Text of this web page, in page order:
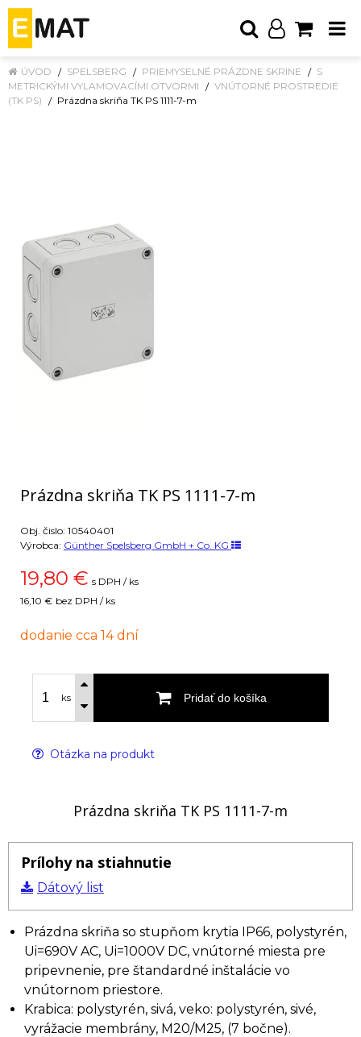
ÚVOD SPELSBERG PRIEMYSELNÉ PRÁZDNE SKRINE
S
METRICKÝMI VYLAMOVACÍMI OTVORMI
VNÚTORNÉ PROSTREDIE
(TK PS)
Prázdna skriňa TK PS 1111-7-m
Prázdna skriňa TK PS 1111-7-m
Obj. čislo: 10540401
Výrobca: Günther Spelsberg GmbH + Co. KG
19,80 € s DPH / ks
16,10 € bez DPH / ks
dodanie cca 14 dní
ks Pridať do košíka
Otázka na produkt
Prázdna skriňa TK PS 1111-7-m
Prílohy na stiahnutie
Dátový list
Prázdna skriňa so stupňom krytia IP66, polystyrén,
Ui=690V AC, Ui=1000V DC, vnútorné miesta pre
pripevnenie, pre štandardné inštalácie vo
vnútornom priestore.
Krabica: polystyrén, sivá, veko: polystyrén, sivé,
vyrážacie membrány, M20/M25, (7 bočne).